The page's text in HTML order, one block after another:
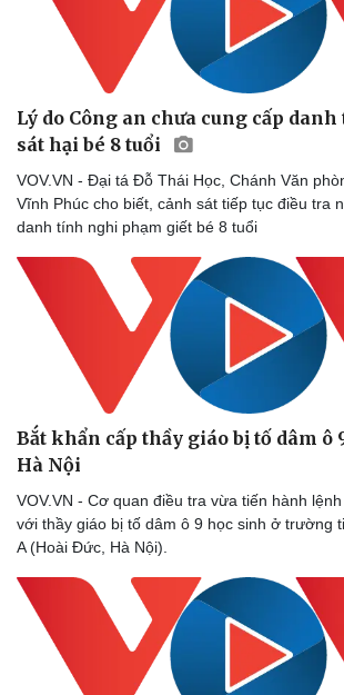
Lý do Công an chưa cung cấp
sát hại bé 8 tuổi
VOV.VN - Đại tá Đỗ Thái Học, Chánh Văn
Vĩnh Phúc cho biết, cảnh sát tiếp tục điều tra
danh tính nghi phạm giết bé 8 tuổi
Bắt khẩn cấp thầy giáo bị tố dâm ô
Hà Nội
VOV.VN - Cơ quan điều tra vừa tiến hành
với thầy giáo bị tố dâm ô 9 học sinh ở trường
A (Hoài Đức, Hà Nội).